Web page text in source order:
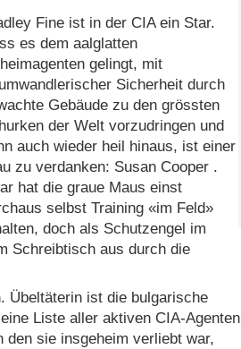
Fine ist in der CIA ein Star.
es dem aalglatten
gelingt, mit
Sicherheit durch
Gebäude zu den grössten
der Welt vorzudringen und
auch wieder heil hinaus, ist einer
zu verdanken: Susan Cooper .
hat die graue Maus einst
selbst Training «im Feld»
doch als Schutzengel im
Schreibtisch aus durch die
Übeltäterin ist die bulgarische
Liste aller aktiven CIA-Agenten
den sie insgeheim verliebt war,